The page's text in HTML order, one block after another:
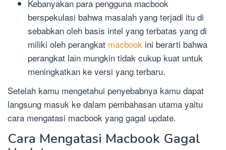
Kebanyakan para pengguna macbook
berspekulasi bahwa masalah yang terjadi itu di
sebabkan oleh basis intel yang terbatas yang di
miliki oleh perangkat macbook ini berarti bahwa
perangkat lain mungkin tidak cukup kuat untuk
meningkatkan ke versi yang terbaru.
Setelah kamu mengetahui penyebabnya kamu dapat
langsung masuk ke dalam pembahasan utama yaitu
cara mengatasi macbook yang gagal update.
Cara Mengatasi Macbook Gagal